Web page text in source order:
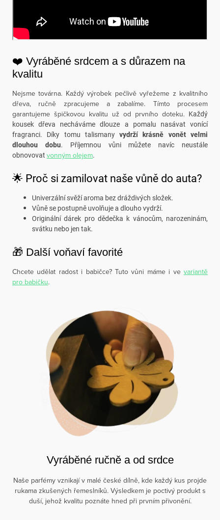
❤️ Vyráběné srdcem a s důrazem na
kvalitu
Nejsme továrna. Každý výrobek pečlivě vyřežeme z kvalitního
dřeva, ručně zpracujeme a zabalíme. Tímto procesem
garantujeme špičkovou kvalitu už od prvního doteku. Každý
kousek dřeva necháváme dlouze a pomalu nasávat vonící
fragranci. Díky tomu talismanyvydrží krásně vonět velmi
dlouhou dobu. Příjemnou vůni můžete navíc neustále
obnovovat vonným olejem.
🌟 Proč si zamilovat naše vůně do auta?
Univerzální svěží aroma bez dráždivých složek.
Vůně se postupně uvolňuje a dlouho vydrží.
Originální dárek pro dědečka k vánocům, narozeninám,
svátku nebo jen tak.
🎁 Další voňaví favorité
Chcete udělat radost i babičce? Tuto vůni máme i ve variantě
pro babičku.
Vyráběné ručně a od srdce
Naše parfémy vznikají v malé české dílně, kde každý kus projde
rukama zkušených řemeslníků. Výsledkem je poctivý produkt s
duší, jehož kvalitu poznáte hned při prvním přivonění.